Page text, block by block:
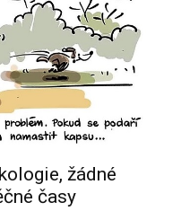
žádné
časy